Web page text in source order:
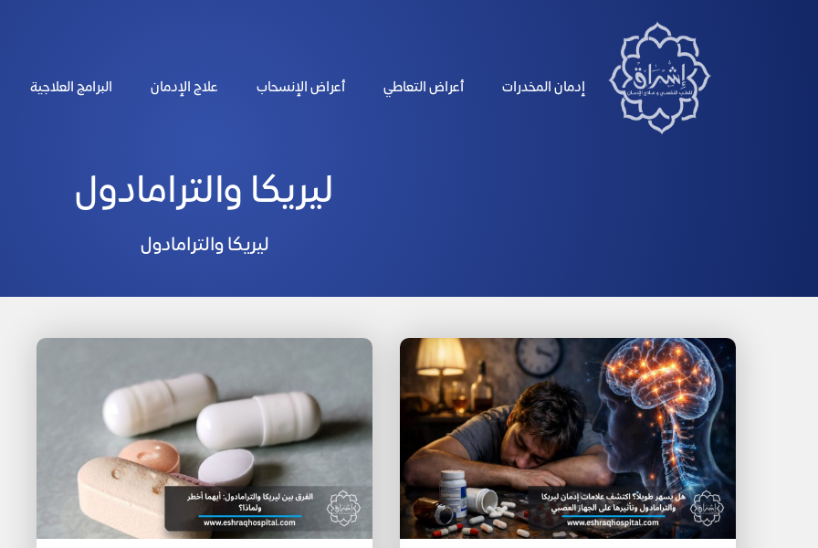
الرئيسية إدمان المخدرات أعراض التعاطي أعراض الإنسحاب علاج الإدمان البرامج العلاجية
ليريكا والترامادول
ليريكا والترامادول